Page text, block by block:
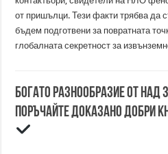
от пришълци. Тези факти трябва да
бъдем подготвени за повратната
глобалната секретност за
Богато разнообразие от над
Поръчайте доказано добри